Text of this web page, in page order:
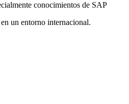
conocimientos de SAP
un entorno internacional.